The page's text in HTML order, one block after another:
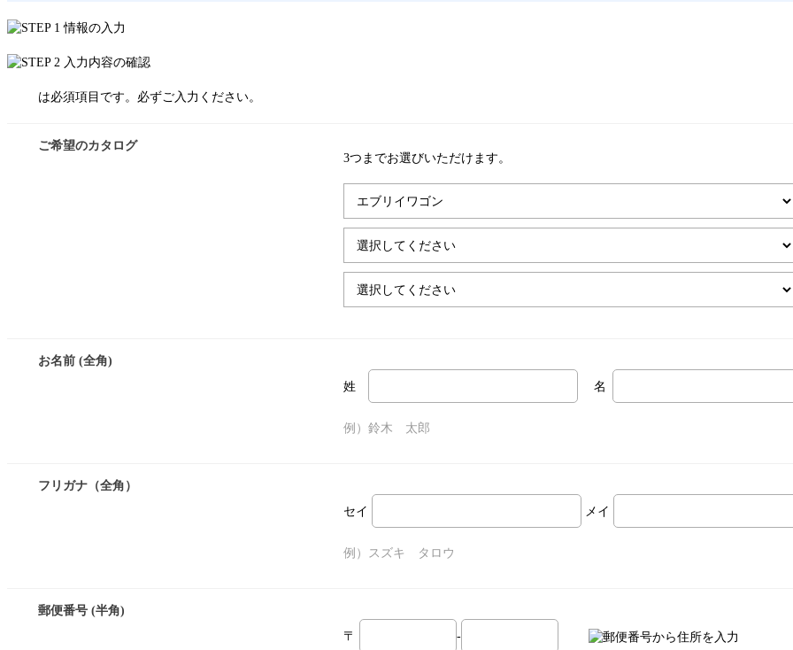
は必須項目です。必ずご入力ください。
ご希望のカタログ
3つまでお選びいただけます。
お名前 (全角)
姓 名
例）鈴木 太郎
フリガナ（全角）
セイ メイ
例）スズキ タロウ
郵便番号 (半角)
〒 -